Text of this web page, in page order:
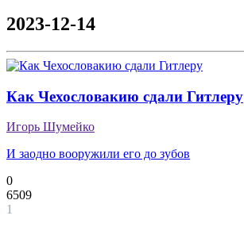
2023-12-14
Как Чехословакию сдали Гитлеру
Игорь Шумейко
И заодно вооружили его до зубов
0
6509
1